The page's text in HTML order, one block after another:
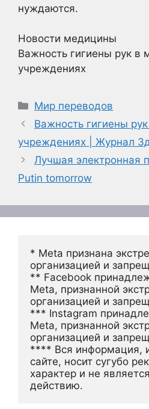
нуждаются.
Рубрики
Новости медицины
Важность гигиены рук в
учреждениях
Рубрики
Мир переводов
Важность гигиены
учреждениях | Журнал
Лучшая электронная
Putin tomorrow
* Meta признана
организацией и
** Facebook
Meta, признанной
организацией и
*** Instagram
Meta, признанной
организацией и
**** Вся информация,
сайте, носит сугубо
характер и не
действию.